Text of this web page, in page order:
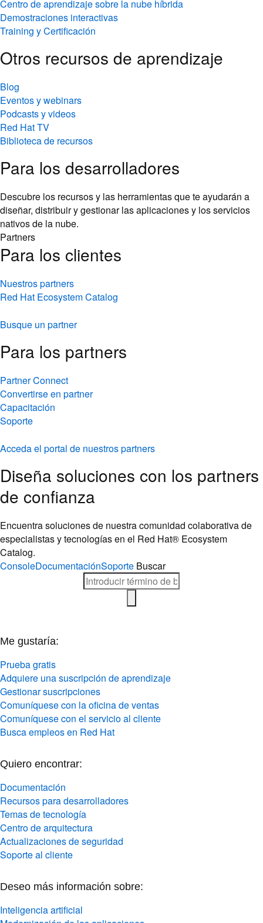
Otros recursos de aprendizaje
Blog
Eventos y webinars
Red Hat TV
Biblioteca de recursos
Para los desarrolladores
Descubre los recursos y las herramientas que te ayudarán a
diseñar, distribuir y gestionar las aplicaciones y los servicios
Partners
Para los clientes
Nuestros partners
Red Hat Ecosystem Catalog
Busque un partner
Partner Connect
Convertirse en partner
Soporte
Acceda el portal de nuestros partners
de confianza
Encuentra soluciones de nuestra comunidad colaborativa de
especialistas y tecnologías en el Red Hat® Ecosystem
ConsoleDocumentaciónSoporteBuscar
Adquiere una suscripción de aprendizaje
Comuníquese con la oficina de ventas
Comuníquese con el servicio al cliente
Busca empleos en Red Hat
Quiero encontrar:
Recursos para desarrolladores
Centro de arquitectura
Actualizaciones de seguridad
Soporte al cliente
Deseo más información sobre:
Modernización de las aplicaciones
Aplicaciones desarrolladas en la nube